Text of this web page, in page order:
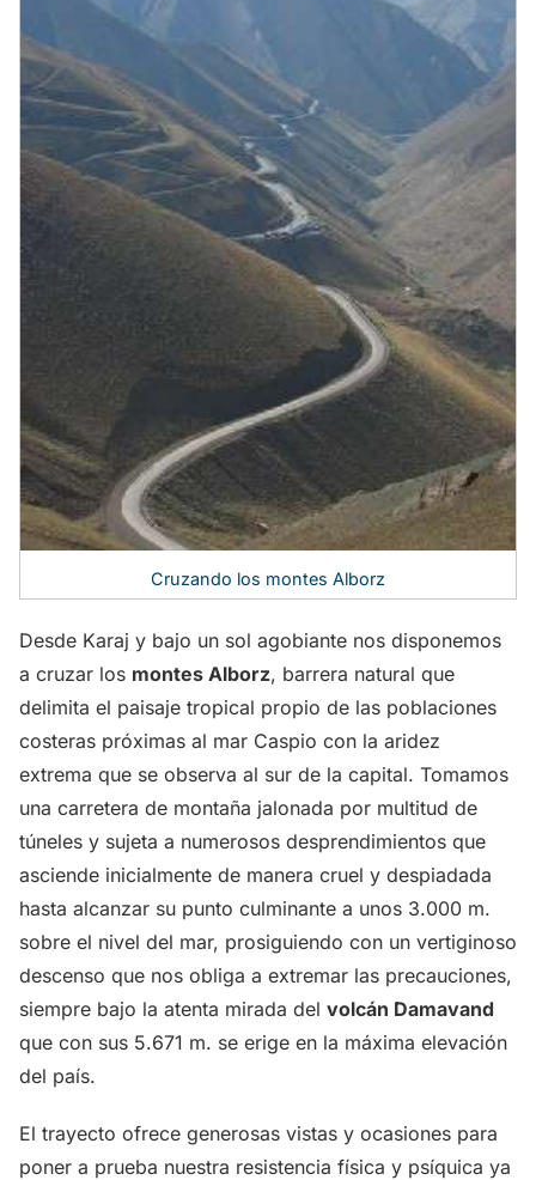
Cruzando los montes Alborz
Desde Karaj y bajo un sol agobiante nos disponemos
a cruzar los montes Alborz, barrera natural que
delimita el paisaje tropical propio de las poblaciones
costeras próximas al mar Caspio con la aridez
extrema que se observa al sur de la capital. Tomamos
una carretera de montaña jalonada por multitud de
túneles y sujeta a numerosos desprendimientos que
asciende inicialmente de manera cruel y despiadada
hasta alcanzar su punto culminante a unos 3.000 m.
sobre el nivel del mar, prosiguiendo con un vertiginoso
descenso que nos obliga a extremar las precauciones,
siempre bajo la atenta mirada del volcán Damavand
que con sus 5.671 m. se erige en la máxima elevación
del país.
El trayecto ofrece generosas vistas y ocasiones para
poner a prueba nuestra resistencia física y psíquica ya